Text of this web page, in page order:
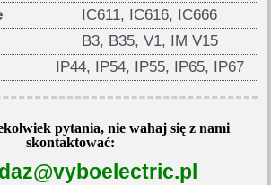
IC611, IC616, IC666
B3, B35, V1, IM V15
IP44, IP54, IP55, IP65, IP67
pytania, nie wahaj się z nami
skontaktować: